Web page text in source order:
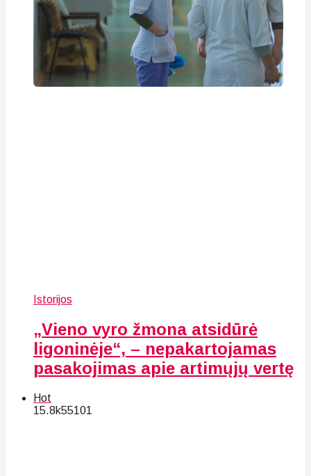
Istorijos
„Vieno vyro žmona atsidūrė
ligoninėje“, – nepakartojamas
pasakojimas apie artimųjų vertę
Hot
15.8k55101